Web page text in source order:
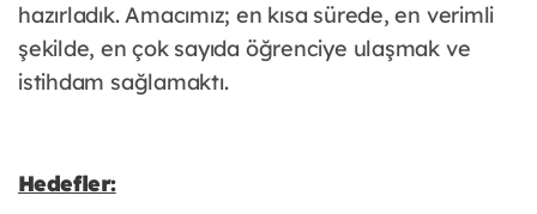
hazırladık. Amacımız; en kısa sürede, en verimli
şekilde, en çok sayıda öğrenciye ulaşmak ve
istihdam sağlamaktı.
Hedefler: